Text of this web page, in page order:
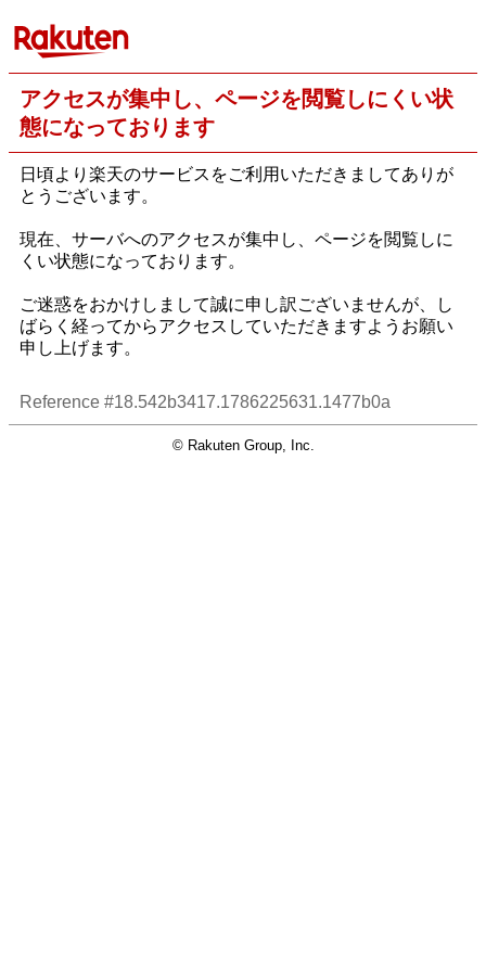
アクセスが集中し、ページを閲覧しにくい状
態になっております
日頃より楽天のサービスをご利用いただきましてありが
とうございます。
現在、サーバへのアクセスが集中し、ページを閲覧しに
くい状態になっております。
ご迷惑をおかけしまして誠に申し訳ございませんが、し
ばらく経ってからアクセスしていただきますようお願い
申し上げます。
Reference #18.542b3417.1786225631.1477b0a
© Rakuten Group, Inc.